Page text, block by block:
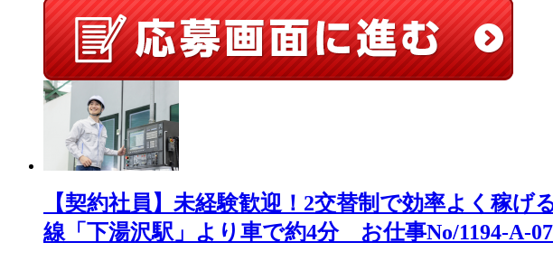
【契約社員】未経験歓迎！2交替制で効率よく稼
線「下湯沢駅」より車で約4分 お仕事No/1194-A-07